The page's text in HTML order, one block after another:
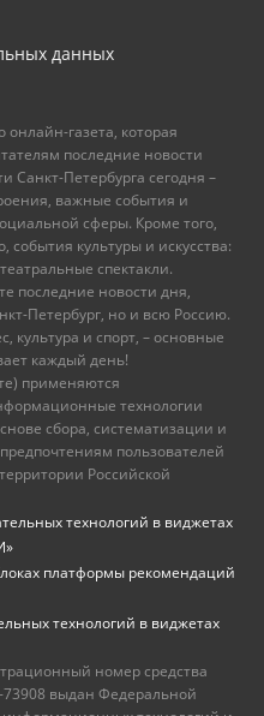
данных
онлайн-газета, которая
последние новости
Санкт-Петербурга сегодня –
важные события и
сферы. Кроме того,
события культуры и искусства:
спектакли.
последние новости дня,
Петербург, но и всю Россию.
культура и спорт, – основные
каждый день!
применяются
технологии
сбора, систематизации и
пользователей
Российской
технологий в виджетах
платформы рекомендаций
технологий в виджетах
номер средства
выдан Федеральной